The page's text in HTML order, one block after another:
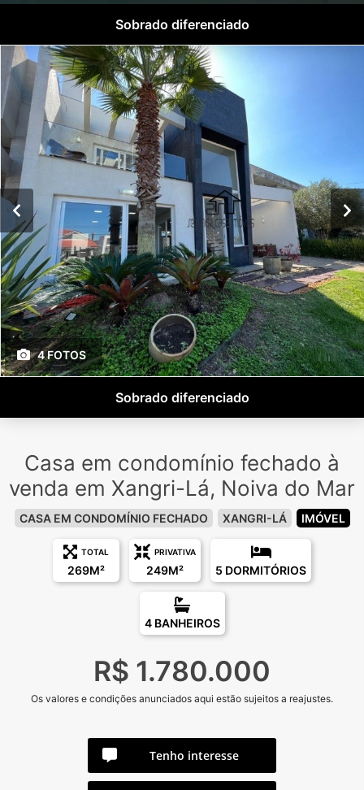
Sobrado diferenciado
4 FOTOS
Sobrado diferenciado
Casa em condomínio fechado à
venda em Xangri-Lá, Noiva do Mar
CASA EM CONDOMÍNIO FECHADO XANGRI-LÁ IMÓVEL
TOTAL
269M²
PRIVATIVA
249M² 5 DORMITÓRIOS
4 BANHEIROS
R$ 1.780.000
Os valores e condições anunciados aqui estão sujeitos a reajustes.
Tenho interesse